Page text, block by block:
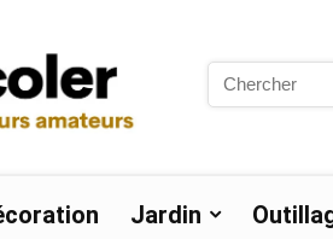
Search
for:
Jardin